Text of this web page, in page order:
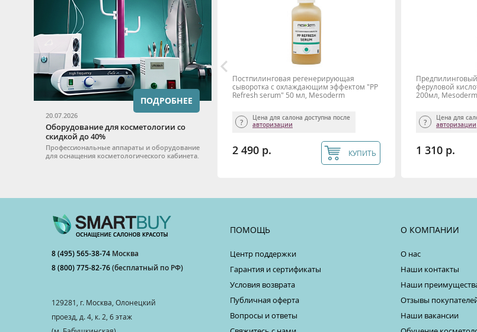
20.07.2026
Оборудование для косметологии со
скидкой до 40%
Профессиональные аппараты и оборудование
для оснащения косметологического кабинета.
ПОДРОБНЕЕ
Фотозащитный крем MESODERM SPF30,
100 мл
Цена для салона доступна после
авторизации
1 600 р. КУПИТЬ
Постпилинговая регенерирующая
сыворотка с охлаждающим эффектом "PP
Refresh serum" 50 мл, Mesoderm
Цена для салона доступна после
авторизации
2 490 р. КУПИТЬ
феруловой
200мл, Mesoderm
Цена для
авторизации
1 310 р.
8 (495) 565-38-74 Москва
8 (800) 775-82-76(бесплатный по РФ)
129281, г. Москва, Олонецкий
проезд, д. 4, к. 2, 6 этаж
ПОМОЩЬ
Центр поддержки
Гарантия и сертификаты
Условия возврата
Публичная оферта
Вопросы и ответы
О КОМПАНИИ
О нас
Наши контакты
Наши
Отзывы
Наши вакансии